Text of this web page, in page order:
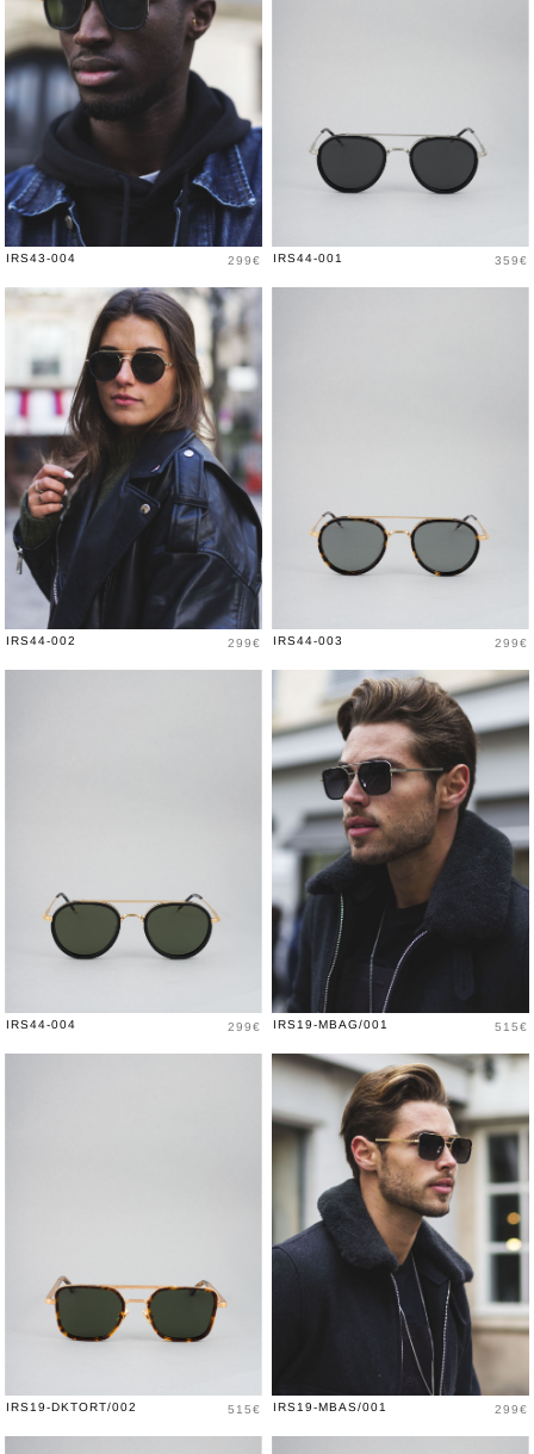
IRS43-004 Prix
299€ IRS44-001 Prix
359€
IRS44-002 Prix
299€ IRS44-003 Prix
299€
IRS44-004 Prix
299€ IRS19-MBAG/001 Prix
515€
IRS19-DKTORT/002 Prix
515€ IRS19-MBAS/001 Prix
299€